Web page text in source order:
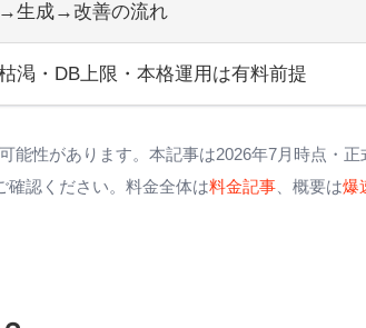
生成→改善の流れ
渇・DB上限・本格運用は有料前提
性があります。本記事は2026年7月時点・正
確認ください。料金全体は料金記事 、概要は爆